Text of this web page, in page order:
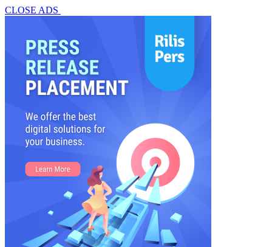
CLOSE ADS